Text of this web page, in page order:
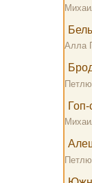
Алла
Гоп-